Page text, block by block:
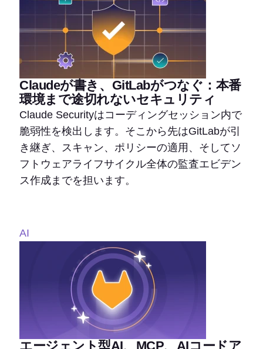
Claudeが書き、GitLabがつなぐ：本番
環境まで途切れないセキュリティ
Claude Securityはコーディングセッション内で
脆弱性を検出します。そこから先はGitLabが引
き継ぎ、スキャン、ポリシーの適用、そしてソ
フトウェアライフサイクル全体の監査エビデン
ス作成までを担います。
AI
エージェント型AI、MCP、AIコードア